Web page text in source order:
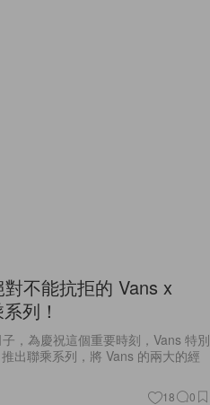
不能抗拒的 Vans x
列！
，為慶祝這個重要時刻，Vans 特別
出聯乘系列，將 Vans 的兩大的經
18 0